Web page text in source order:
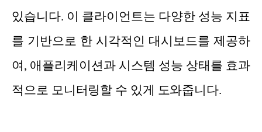
있습니다. 이 클라이언트는 다양한 성능 지표
를 기반으로 한 시각적인 대시보드를 제공하
여, 애플리케이션과 시스템 성능 상태를 효과
적으로 모니터링할 수 있게 도와줍니다.